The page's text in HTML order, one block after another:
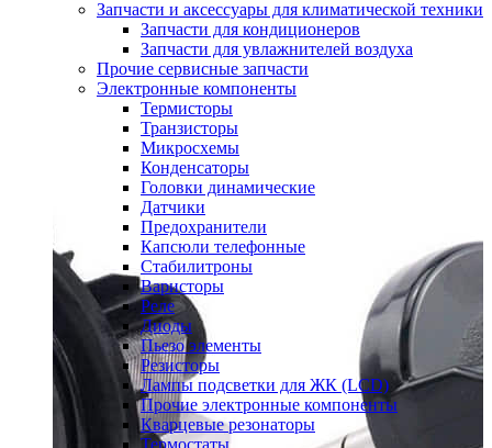
Запчасти и аксессуары для климатической техники
Запчасти для кондиционеров
Запчасти для увлажнителей воздуха
Прочие сервисные запчасти
Электронные компоненты
Термисторы
Транзисторы
Микросхемы
Конденсаторы
Головки динамические
Датчики
Предохранители
Капсюли телефонные
Стабилитроны
Варисторы
Реле
Диоды
Пьезо элементы
Резисторы
Лампы подсветки для ЖК (LCD)
Прочие электронные компоненты
Кварцевые резонаторы
Термостаты